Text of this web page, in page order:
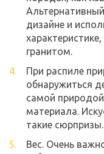
дизайне и
гранитом.
При распиле
обнаружиться
самой
материала.
такие сюрпризы.
Вес. Очень